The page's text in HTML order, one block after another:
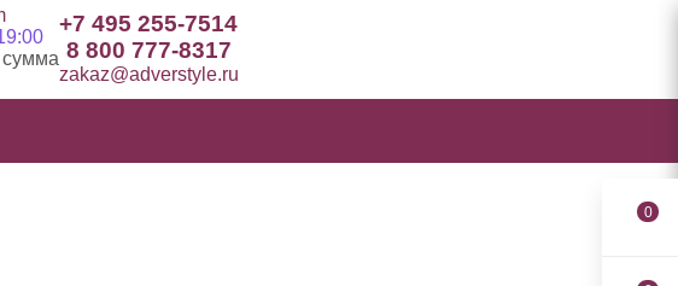
+7 495 255-7514
8 800 777-8317
zakaz@adverstyle.ru
0